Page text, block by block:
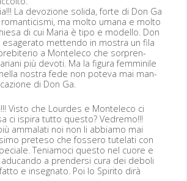
La devozione sol­i­da, forte di Don Ga
roman­ti­cis­mi, ma molto umana e molto
di cui Maria è tipo e mod­el­lo. Don
esager­a­to met­ten­do in mostra un fila
a Mon­t­ele­co che sor­pren­
più devoti. Ma la figu­ra fem­minile
nos­tra fede non pote­va mai man­
di Don Ga.
Vis­to che Lour­des e Mon­t­ele­co ci
ci ispi­ra tut­to questo? Vedremo!!!
ammalati noi non li abbi­amo mai
prete­so che fos­sero tute­lati con
Teni­amo­ci questo nel cuore e
a pren­der­si cura dei deboli
e inseg­na­to. Poi lo Spir­i­to dirà